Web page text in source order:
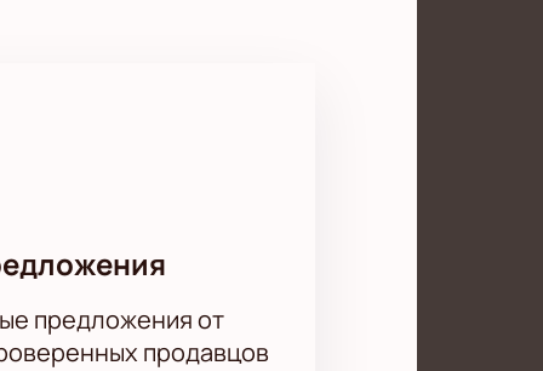
предложения от
продавцов